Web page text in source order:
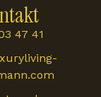
47 41